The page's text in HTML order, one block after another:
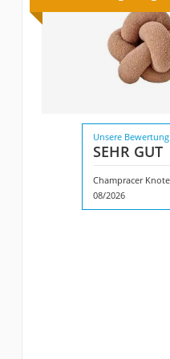
Unsere Bewertung
SEHR GUT
08/2026